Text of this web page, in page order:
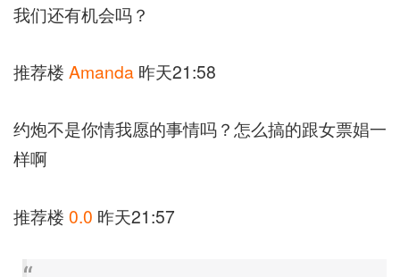
我们还有机会吗？
推荐楼 Amanda 昨天21:58
约炮不是你情我愿的事情吗？怎么搞的跟女票娼一
样啊
推荐楼 0.0 昨天21:57